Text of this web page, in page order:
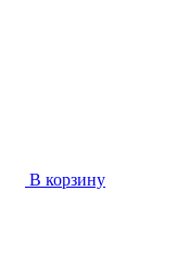
В корзину